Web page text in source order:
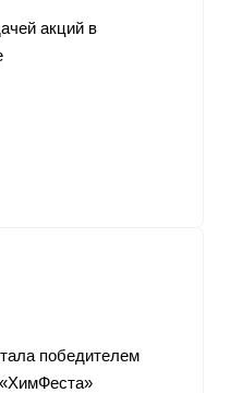
акций в
победителем